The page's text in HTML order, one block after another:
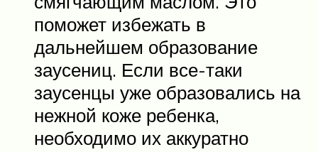
поможет избежать в
дальнейшем образование
заусениц. Если все-таки
заусенцы уже образовались на
нежной коже ребенка,
необходимо их аккуратно